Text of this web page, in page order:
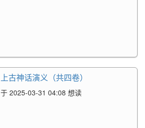
上古神话演义（共四卷）
于 2025-03-31 04:08 想读